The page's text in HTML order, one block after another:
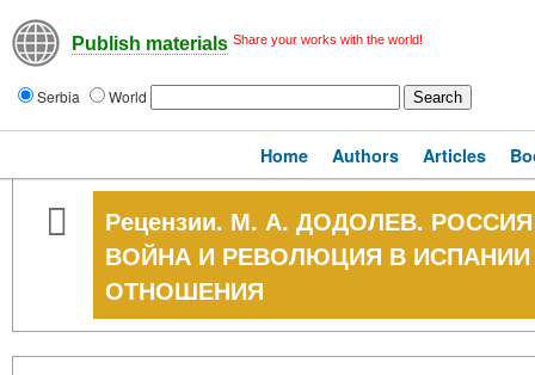
Publish materials Share your works with the world!
Serbia World
Home Authors Articles
Рецензии. М. А. ДОДОЛЕВ. РОССИЯ
ВОЙНА И РЕВОЛЮЦИЯ В ИСПАНИИ
ОТНОШЕНИЯ